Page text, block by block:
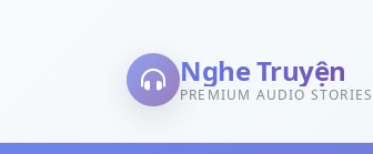
Nghe Truyện
PREMIUM AUDIO STORIES